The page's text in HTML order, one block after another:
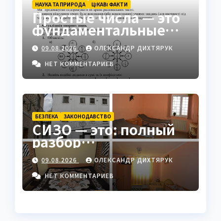
НАУКА ТА ПРИРОДА ЦІКАВІ ФАКТИ
Простые числа — это
фундаментальные
«атомы» математики
09.08.2026
ОЛЕКСАНДР ДИХТЯРУК
НЕТ КОММЕНТАРИЕВ
БЕЗПЕКА ЗАКОНОДАВСТВО
СИЗО — это: полный
разбор
следственного
изолятора в Украине
09.08.2026
ОЛЕКСАНДР ДИХТЯРУК
НЕТ КОММЕНТАРИЕВ